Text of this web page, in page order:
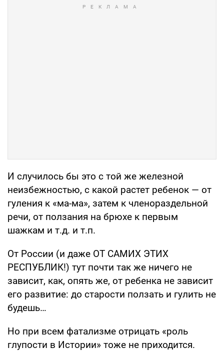
И случилось бы это с той же железной
неизбежностью, с какой растет ребенок — от
гуления к «ма-ма», затем к членораздельной
речи, от ползания на брюхе к первым
шажкам и т.д. и т.п.
От России (и даже ОТ САМИХ ЭТИХ
РЕСПУБЛИК!) тут почти так же ничего не
зависит, как, опять же, от ребенка не зависит
его развитие: до старости ползать и гулить не
будешь…
Но при всем фатализме отрицать «роль
глупости в Истории» тоже не приходится.